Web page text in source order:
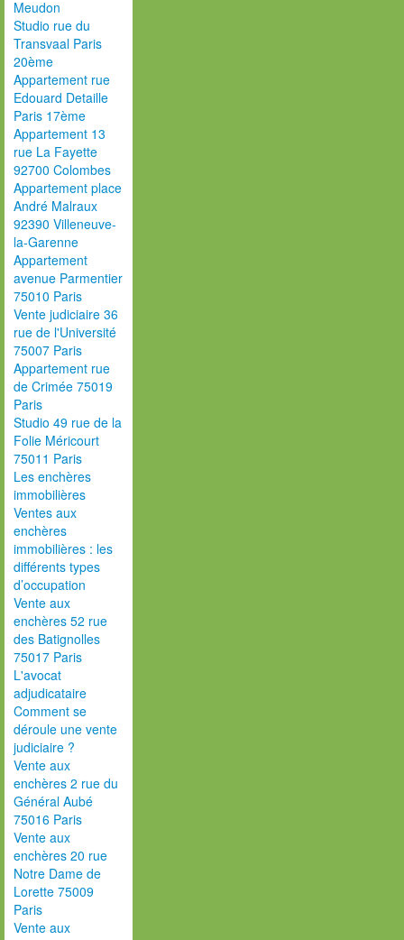
Meudon
Studio rue du
Transvaal Paris
20ème
Appartement rue
Edouard Detaille
Paris 17ème
Appartement 13
rue La Fayette
92700 Colombes
Appartement place
André Malraux
92390 Villeneuve-
la-Garenne
Appartement
avenue Parmentier
75010 Paris
Vente judiciaire 36
rue de l'Université
75007 Paris
Appartement rue
de Crimée 75019
Paris
Studio 49 rue de la
Folie Méricourt
75011 Paris
Les enchères
immobilières
Ventes aux
enchères
immobilières : les
différents types
d’occupation
Vente aux
enchères 52 rue
des Batignolles
75017 Paris
L'avocat
adjudicataire
Comment se
déroule une vente
judiciaire ?
Vente aux
enchères 2 rue du
Général Aubé
75016 Paris
Vente aux
enchères 20 rue
Notre Dame de
Lorette 75009
Paris
Vente aux